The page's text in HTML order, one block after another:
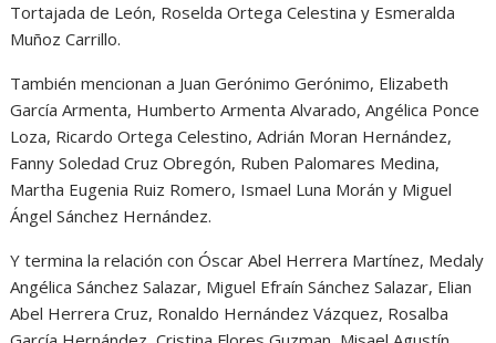
Tortajada de León, Roselda Ortega Celestina y Esmeralda
Muñoz Carrillo.
También mencionan a Juan Gerónimo Gerónimo, Elizabeth
García Armenta, Humberto Armenta Alvarado, Angélica Ponce
Loza, Ricardo Ortega Celestino, Adrián Moran Hernández,
Fanny Soledad Cruz Obregón, Ruben Palomares Medina,
Martha Eugenia Ruiz Romero, Ismael Luna Morán y Miguel
Ángel Sánchez Hernández.
Y termina la relación con Óscar Abel Herrera Martínez, Medaly
Angélica Sánchez Salazar, Miguel Efraín Sánchez Salazar, Elian
Abel Herrera Cruz, Ronaldo Hernández Vázquez, Rosalba